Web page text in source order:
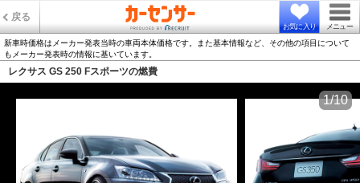
戻る
お気に入り メニュー
新車時価格はメーカー発表当時の車両本体価格です。また基本情報など、その他の項目について
もメーカー発表時の情報に基いています。
レクサス GS 250 Fスポーツの燃費
1/10